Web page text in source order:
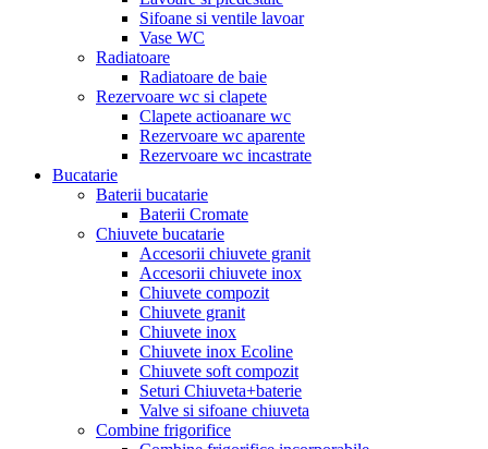
Sifoane si ventile lavoar
Vase WC
Radiatoare
Radiatoare de baie
Rezervoare wc si clapete
Clapete actioanare wc
Rezervoare wc aparente
Rezervoare wc incastrate
Bucatarie
Baterii bucatarie
Baterii Cromate
Chiuvete bucatarie
Accesorii chiuvete granit
Accesorii chiuvete inox
Chiuvete compozit
Chiuvete granit
Chiuvete inox
Chiuvete inox Ecoline
Chiuvete soft compozit
Seturi Chiuveta+baterie
Valve si sifoane chiuveta
Combine frigorifice